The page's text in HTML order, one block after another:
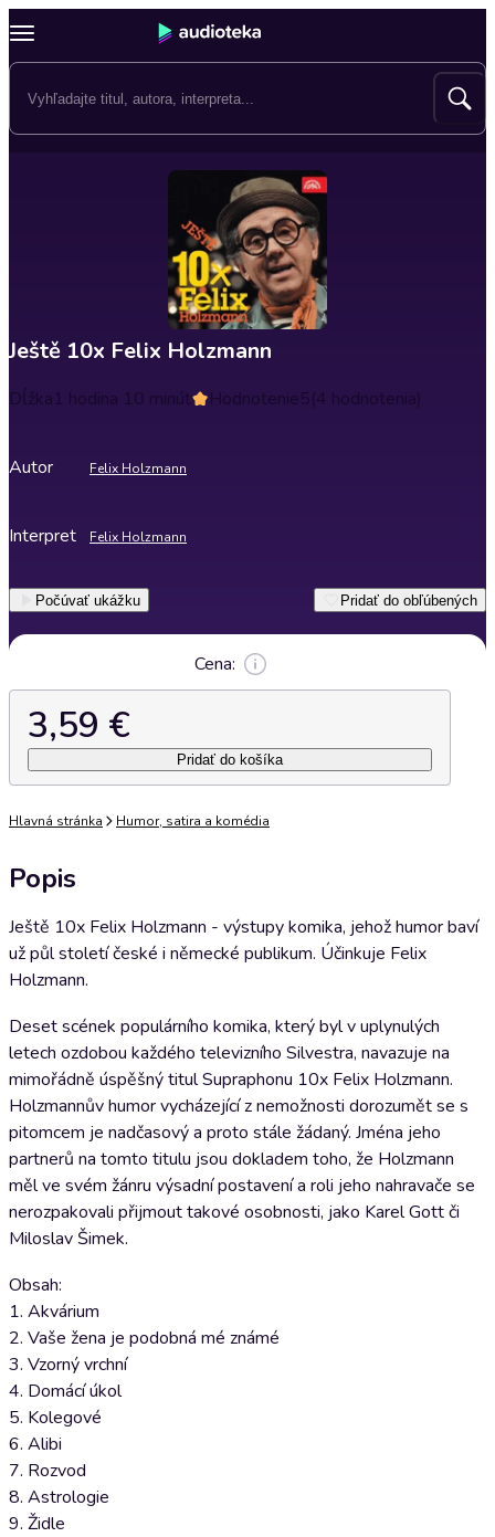
Ještě 10x Felix Holzmann
Dĺžka1 hodina 10 minút Hodnotenie5(4 hodnotenia)
Autor Felix Holzmann
Interpret Felix Holzmann
Počúvať ukážku Pridať do obľúbených
Cena:
3,59 €
Pridať do košíka
Hlavná stránka Humor, satira a komédia
Popis
Ještě 10x Felix Holzmann - výstupy komika, jehož humor baví
už půl století české i německé publikum. Účinkuje Felix
Holzmann.
Deset scének populárního komika, který byl v uplynulých
letech ozdobou každého televizního Silvestra, navazuje na
mimořádně úspěšný titul Supraphonu 10x Felix Holzmann.
Holzmannův humor vycházející z nemožnosti dorozumět se s
pitomcem je nadčasový a proto stále žádaný. Jména jeho
partnerů na tomto titulu jsou dokladem toho, že Holzmann
měl ve svém žánru výsadní postavení a roli jeho nahravače se
nerozpakovali přijmout takové osobnosti, jako Karel Gott či
Miloslav Šimek.
Obsah:
1. Akvárium
2. Vaše žena je podobná mé známé
3. Vzorný vrchní
4. Domácí úkol
5. Kolegové
6. Alibi
7. Rozvod
8. Astrologie
9. Židle